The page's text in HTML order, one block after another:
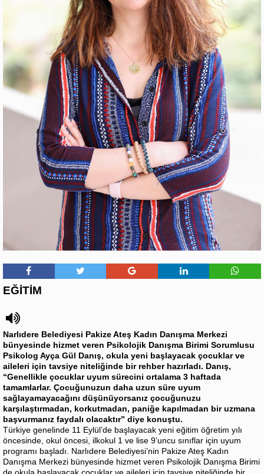
EĞİTİM
Narlıdere Belediyesi Pakize Ateş Kadın Danışma Merkezi
bünyesinde hizmet veren Psikolojik Danışma Birimi Sorumlusu
Psikolog Ayça Gül Danış, okula yeni başlayacak çocuklar ve
aileleri için tavsiye niteliğinde bir rehber hazırladı. Danış,
“Genellikle çocuklar uyum sürecini ortalama 3 haftada
tamamlarlar. Çocuğunuzun daha uzun süre uyum
sağlayamayacağını düşünüyorsanız çocuğunuzu
karşılaştırmadan, korkutmadan, paniğe kapılmadan bir uzmana
başvurmanız faydalı olacaktır” diye konuştu.
Türkiye genelinde 11 Eylül’de başlayacak yeni eğitim öğretim yılı
öncesinde, okul öncesi, ilkokul 1 ve lise 9’uncu sınıflar için uyum
programı başladı. Narlıdere Belediyesi’nin Pakize Ateş Kadın
Danışma Merkezi bünyesinde hizmet veren Psikolojik Danışma Birimi
de okula başlayacak çocuklar ve aileleri için tavsiye niteliğinde bir